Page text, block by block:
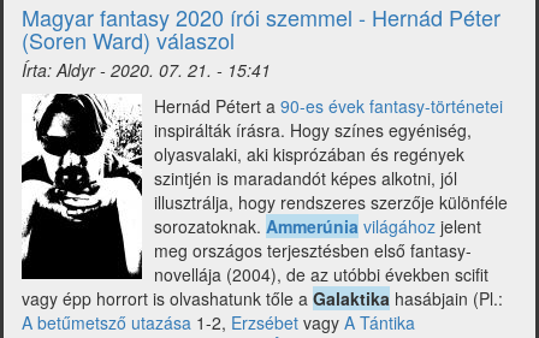
szemmel
-
Vivien
Holloway
(Sasvári
Vivien)
válaszol)
Magyar fantasy 2020 írói szemmel - Hernád Péter
(Soren Ward) válaszol
Írta:Aldyr- 2020. 07. 21. - 15:41
Hernád Pétert a 90-es évek fantasy-történetei
inspirálták írásra. Hogy színes egyéniség,
olyasvalaki, aki kisprózában és regények
szintjén is maradandót képes alkotni, jól
illusztrálja, hogy rendszeres szerzője különféle
sorozatoknak. Ammerúnia világához jelent
meg országos terjesztésben első fantasy-
novellája (2004), de az utóbbi években scifit
vagy épp horrort is olvashatunk tőle a Galaktika hasábjain (Pl.:
A betűmetsző utazása 1-2, Erzsébet vagy A Tántika